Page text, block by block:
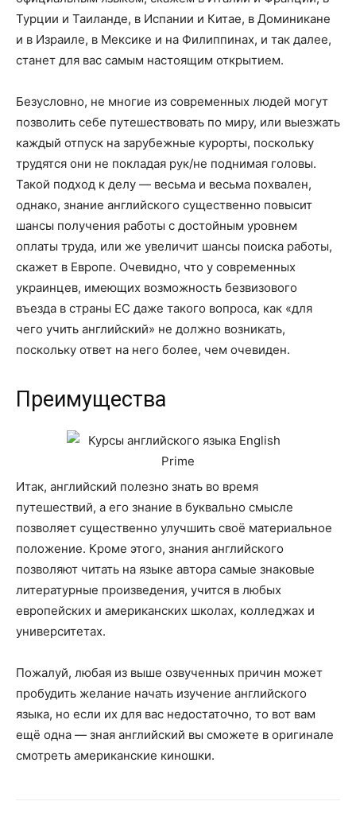
Турции и Таиланде, в Испании и Китае, в Доминикане
и в Израиле, в Мексике и на Филиппинах, и так далее,
станет для вас самым настоящим открытием.
Безусловно, не многие из современных людей могут
позволить себе путешествовать по миру, или выезжать
каждый отпуск на зарубежные курорты, поскольку
трудятся они не покладая рук/не поднимая головы.
Такой подход к делу — весьма и весьма похвален,
однако, знание английского существенно повысит
шансы получения работы с достойным уровнем
оплаты труда, или же увеличит шансы поиска работы,
скажет в Европе. Очевидно, что у современных
украинцев, имеющих возможность безвизового
въезда в страны ЕС даже такого вопроса, как «для
чего учить английский» не должно возникать,
поскольку ответ на него более, чем очевиден.
Преимущества
Итак, английский полезно знать во время
путешествий, а его знание в буквально смысле
позволяет существенно улучшить своё материальное
положение. Кроме этого, знания английского
позволяют читать на языке автора самые знаковые
литературные произведения, учится в любых
европейских и американских школах, колледжах и
университетах.
Пожалуй, любая из выше озвученных причин может
пробудить желание начать изучение английского
языка, но если их для вас недостаточно, то вот вам
ещё одна — зная английский вы сможете в оригинале
смотреть американские киношки.